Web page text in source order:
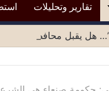
تقارير وتحليلات
هل يقبل محافظ أبين